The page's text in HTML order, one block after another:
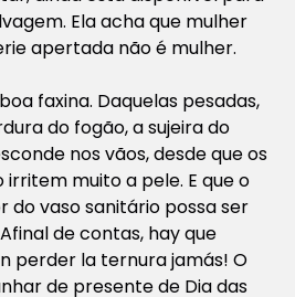
Ela acha que mulher
apertada não é mulher.
faxina. Daquelas pesadas,
do fogão, a sujeira do
nos vãos, desde que os
irritem muito a pele. E que o
do vaso sanitário possa ser
de contas, hay que
perder la ternura jamás! O
de presente de Dia das